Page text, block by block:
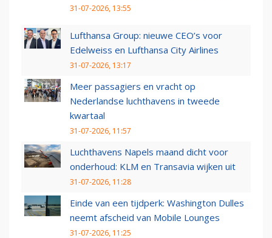
31-07-2026, 13:55
Lufthansa Group: nieuwe CEO’s voor
Edelweiss en Lufthansa City Airlines
31-07-2026, 13:17
Meer passagiers en vracht op
Nederlandse luchthavens in tweede
kwartaal
31-07-2026, 11:57
Luchthavens Napels maand dicht voor
onderhoud: KLM en Transavia wijken uit
31-07-2026, 11:28
Einde van een tijdperk: Washington Dulles
neemt afscheid van Mobile Lounges
31-07-2026, 11:25